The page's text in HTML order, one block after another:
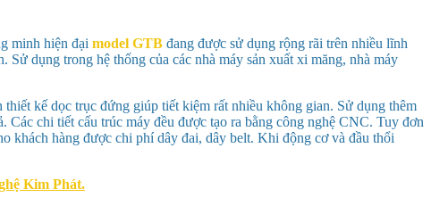
minh hiện đại model GTB đang được sử dụng rộng rãi trên nhiều lĩnh
dụng trong hệ thống của các nhà máy sản xuất xi măng, nhà máy
kế dọc trục đứng giúp tiết kiệm rất nhiều không gian. Sử dụng thêm
chi tiết cấu trúc máy đều được tạo ra bằng công nghệ CNC. Tuy đơn
khách hàng được chi phí dây đai, dây belt. Khi động cơ và đầu thổi
Kim Phát.